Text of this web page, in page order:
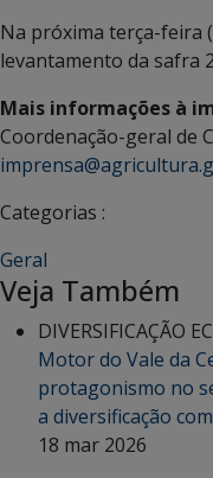
Na próxima terça-feira
levantamento da safra
Mais informações à
Coordenação-geral de
Categorias :
Geral
Veja Também
DIVERSIFICAÇÃO
Motor do Vale da
protagonismo no
a diversificação
18 mar 2026